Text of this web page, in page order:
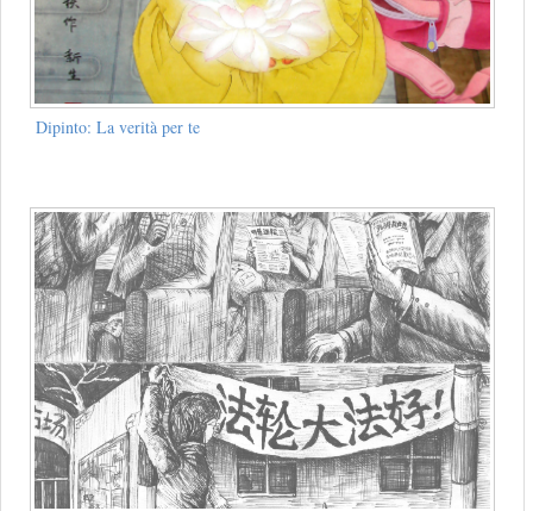
Dipinto: La verità per te